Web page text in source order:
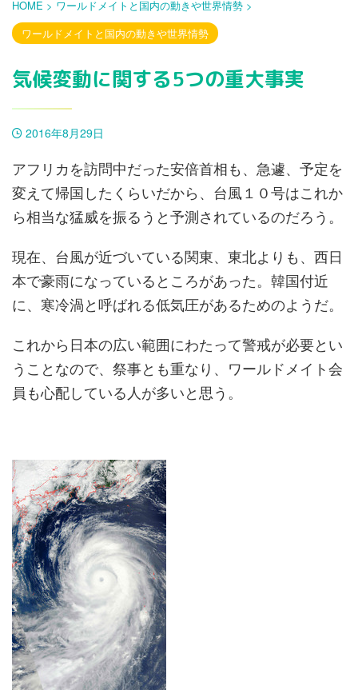
HOME > ワールドメイトと国内の動きや世界情勢 >
ワールドメイトと国内の動きや世界情勢
気候変動に関する5つの重大事実
2016年8月29日
アフリカを訪問中だった安倍首相も、急遽、予定を
変えて帰国したくらいだから、台風１０号はこれか
ら相当な猛威を振るうと予測されているのだろう。
現在、台風が近づいている関東、東北よりも、西日
本で豪雨になっているところがあった。韓国付近
に、寒冷渦と呼ばれる低気圧があるためのようだ。
これから日本の広い範囲にわたって警戒が必要とい
うことなので、祭事とも重なり、ワールドメイト会
員も心配している人が多いと思う。